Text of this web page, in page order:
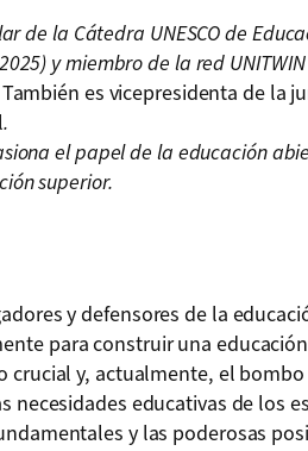
de la Cátedra UNESCO de
y miembro de la red
También es vicepresidenta de la
.
el papel de la educación
superior.
y defensores de la
para construir una
crucial y, actualmente, el
necesidades educativas de los
y las poderosas